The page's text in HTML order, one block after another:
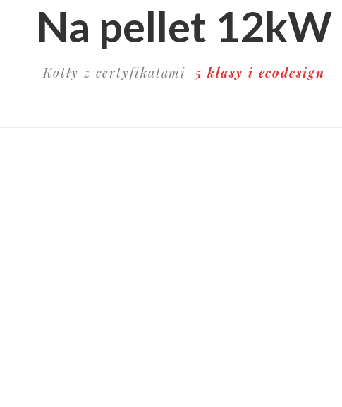
Na pellet 12kW
Kotły z certyfikatami 5 klasy i ecodesign